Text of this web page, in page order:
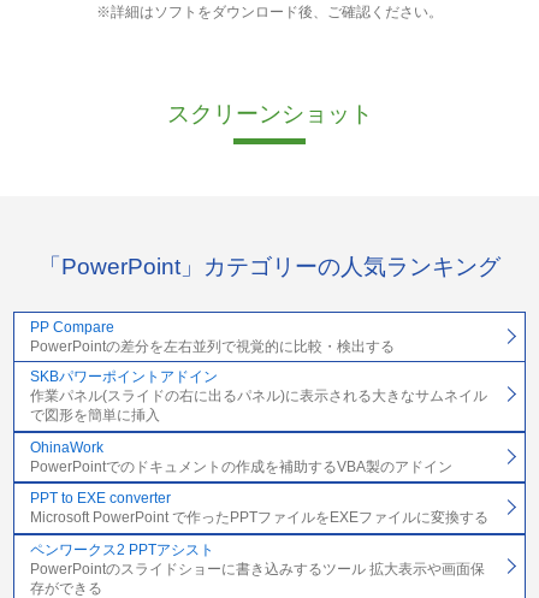
※詳細はソフトをダウンロード後、ご確認ください。
スクリーンショット
「PowerPoint」カテゴリーの人気ランキング
PP Compare
PowerPointの差分を左右並列で視覚的に比較・検出する
SKBパワーポイントアドイン
作業パネル(スライドの右に出るパネル)に表示される大きなサムネイル
で図形を簡単に挿入
OhinaWork
PowerPointでのドキュメントの作成を補助するVBA製のアドイン
PPT to EXE converter
Microsoft PowerPoint で作ったPPTファイルをEXEファイルに変換する
ペンワークス2 PPTアシスト
PowerPointのスライドショーに書き込みするツール 拡大表示や画面保
存ができる